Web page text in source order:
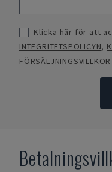
Klicka här för att
INTEGRITETSPOLICYN,
FÖRSÄLJNINGSVILLKOR